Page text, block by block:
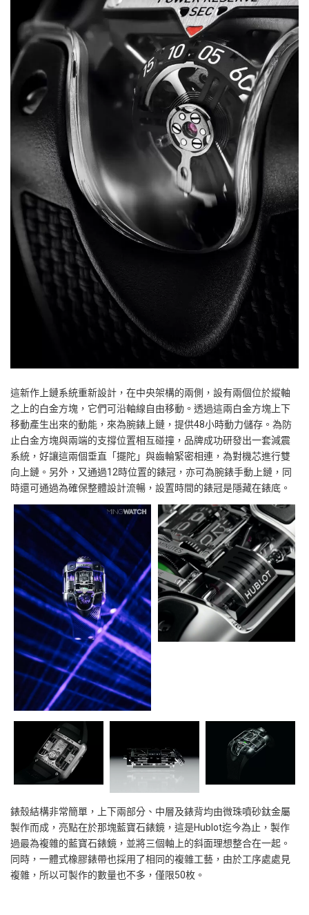
這新作上鏈系統重新設計，在中央架構的兩側，設有兩個位於縱軸
之上的白金方塊，它們可沿軸線自由移動。透過這兩白金方塊上下
移動產生出來的動能，來為腕錶上鏈，提供48小時動力儲存。為防
止白金方塊與兩端的支撐位置相互碰撞，品牌成功研發出一套減震
系統，好讓這兩個垂直「擺陀」與齒輪緊密相連，為對機芯進行雙
向上鏈。另外，又通過12時位置的錶冠，亦可為腕錶手動上鏈，同
時還可通過為確保整體設計流暢，設置時間的錶冠是隱藏在錶底。
錶殼結構非常簡單，上下兩部分、中層及錶背均由微珠噴砂鈦金屬
製作而成，亮點在於那塊藍寶石錶鏡，這是Hublot迄今為止，製作
過最為複雜的藍寶石錶鏡，並將三個軸上的斜面理想整合在一起。
同時，一體式橡膠錶帶也採用了相同的複雜工藝，由於工序處處見
複雜，所以可製作的數量也不多，僅限50枚。